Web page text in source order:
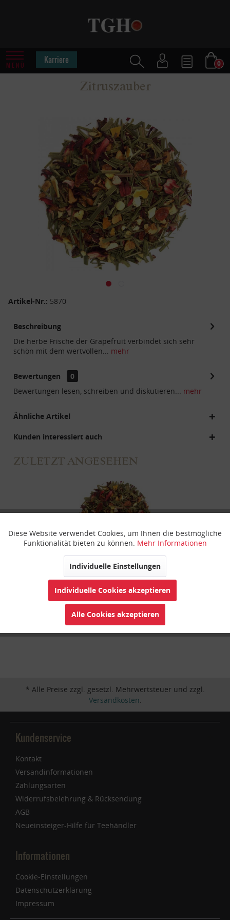
MENÜ Karriere 0
Zitruszauber
Artikel-Nr.: 5870
Beschreibung
Die herbe Frische der Grapefruit verbindet sich sehr
schön mit dem wertvollen... mehr
Bewertungen
0
Bewertungen lesen, schreiben und diskutieren... mehr
Ähnliche Artikel
Kunden interessiert auch
ZULETZT ANGESEHEN
Zitruszauber
* Alle Preise zzgl. gesetzl. Mehrwertsteuer und zzgl.
Versandkosten.
Kundenservice
Kontakt
Versandinformationen
Zahlungsarten
Widerrufsbelehrung & Rücksendung
AGB
Neueinsteiger-Hilfe für Teehändler
Informationen
Cookie-Einstellungen
Datenschutzerklärung
Impressum
Funktionale Aktiv
Inaktiv
Inaktiv
Personalisierung Inaktiv
Diese Website verwendet Cookies, um Ihnen die bestmögliche
Funktionalität bieten zu können. Mehr Informationen
Individuelle Einstellungen
Individuelle Cookies akzeptieren
Alle Cookies akzeptieren